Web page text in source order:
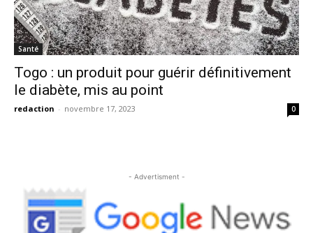
Santé
Togo : un produit pour guérir définitivement
le diabète, mis au point
redaction - novembre 17, 2023 0
- Advertisment -